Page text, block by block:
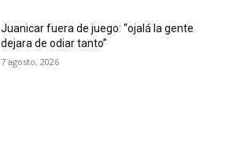
Juanicar fuera de juego: “ojalá la gente
dejara de odiar tanto”
7 agosto, 2026